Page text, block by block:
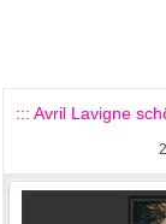
::: Avril Lavigne